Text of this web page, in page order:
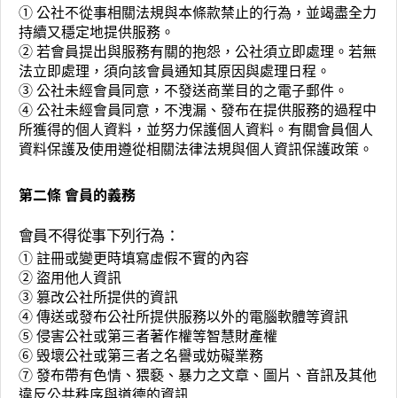
① 公社不從事相關法規與本條款禁止的行為，並竭盡全力
持續又穩定地提供服務。
② 若會員提出與服務有關的抱怨，公社須立即處理。若無
法立即處理，須向該會員通知其原因與處理日程。
③ 公社未經會員同意，不發送商業目的之電子郵件。
④ 公社未經會員同意，不洩漏、發布在提供服務的過程中
所獲得的個人資料，並努力保護個人資料。有關會員個人
資料保護及使用遵從相關法律法規與個人資訊保護政策。
第二條 會員的義務
會員不得從事下列行為：
① 註冊或變更時填寫虛假不實的內容
② 盜用他人資訊
③ 篡改公社所提供的資訊
④ 傳送或發布公社所提供服務以外的電腦軟體等資訊
⑤ 侵害公社或第三者著作權等智慧財產權
⑥ 毁壞公社或第三者之名譽或妨礙業務
⑦ 發布帶有色情、猥褻、暴力之文章、圖片、音訊及其他
違反公共秩序與道德的資訊